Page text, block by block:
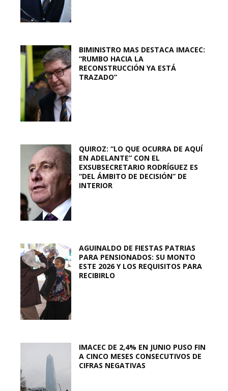
BIMINISTRO MAS DESTACA IMACEC:
“RUMBO HACIA LA
RECONSTRUCCIÓN YA ESTÁ
TRAZADO”
QUIROZ: “LO QUE OCURRA DE AQUÍ
EN ADELANTE” CON EL
EXSUBSECRETARIO RODRÍGUEZ ES
“DEL ÁMBITO DE DECISIÓN” DE
INTERIOR
AGUINALDO DE FIESTAS PATRIAS
PARA PENSIONADOS: SU MONTO
ESTE 2026 Y LOS REQUISITOS PARA
RECIBIRLO
IMACEC DE 2,4% EN JUNIO PUSO FIN
A CINCO MESES CONSECUTIVOS DE
CIFRAS NEGATIVAS